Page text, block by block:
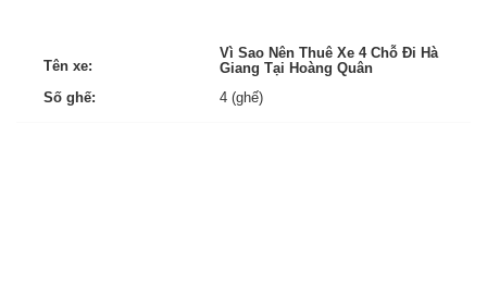
Tên xe:
Vì Sao Nên Thuê Xe 4 Chỗ Đi Hà
Giang Tại Hoàng Quân
Số ghế:
4 (ghế)